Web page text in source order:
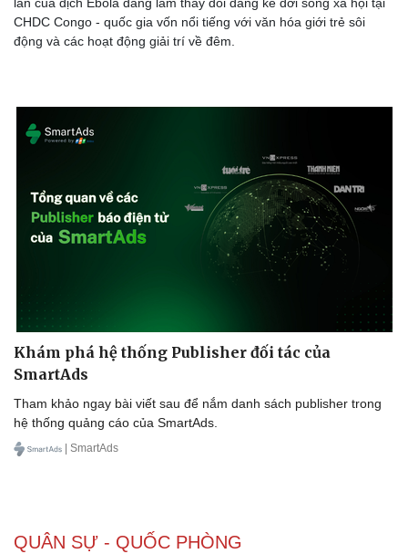
Thông tin doanh nghiệp
Doanh nghiệp 24h
Doanh nhân
Sành điệu
Chuyển đổi số
CHDC Congo - quốc gia vốn nổi tiếng với văn hóa giới trẻ sôi
động và các hoạt động giải trí về đêm.
Khám phá hệ thống Publisher đối tác của
SmartAds
Tham khảo ngay bài viết sau để nắm danh sách publisher trong
hệ thống quảng cáo của SmartAds.
| SmartAds
QUÂN SỰ - QUỐC PHÒNG